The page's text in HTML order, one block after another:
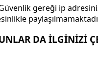
gereği ip
DA İLGİNİZİ